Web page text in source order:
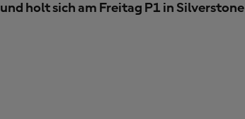
holt sich am Freitag P1 in Silverstone